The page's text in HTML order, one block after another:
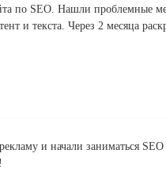
по SEO. Нашли
и текста. Через 2 месяца
и начали заниматься